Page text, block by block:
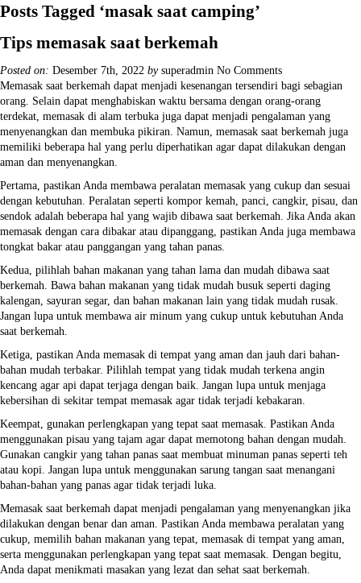
Posts Tagged ‘masak saat camping’
Tips memasak saat berkemah
Posted on: Desember 7th, 2022 bysuperadmin No Comments
Memasak saat berkemah dapat menjadi kesenangan tersendiri bagi sebagian
orang. Selain dapat menghabiskan waktu bersama dengan orang-orang
terdekat, memasak di alam terbuka juga dapat menjadi pengalaman yang
menyenangkan dan membuka pikiran. Namun, memasak saat berkemah juga
memiliki beberapa hal yang perlu diperhatikan agar dapat dilakukan dengan
aman dan menyenangkan.
Pertama, pastikan Anda membawa peralatan memasak yang cukup dan sesuai
dengan kebutuhan. Peralatan seperti kompor kemah, panci, cangkir, pisau, dan
sendok adalah beberapa hal yang wajib dibawa saat berkemah. Jika Anda akan
memasak dengan cara dibakar atau dipanggang, pastikan Anda juga membawa
tongkat bakar atau panggangan yang tahan panas.
Kedua, pilihlah bahan makanan yang tahan lama dan mudah dibawa saat
berkemah. Bawa bahan makanan yang tidak mudah busuk seperti daging
kalengan, sayuran segar, dan bahan makanan lain yang tidak mudah rusak.
Jangan lupa untuk membawa air minum yang cukup untuk kebutuhan Anda
saat berkemah.
Ketiga, pastikan Anda memasak di tempat yang aman dan jauh dari bahan-
bahan mudah terbakar. Pilihlah tempat yang tidak mudah terkena angin
kencang agar api dapat terjaga dengan baik. Jangan lupa untuk menjaga
kebersihan di sekitar tempat memasak agar tidak terjadi kebakaran.
Keempat, gunakan perlengkapan yang tepat saat memasak. Pastikan Anda
menggunakan pisau yang tajam agar dapat memotong bahan dengan mudah.
Gunakan cangkir yang tahan panas saat membuat minuman panas seperti teh
atau kopi. Jangan lupa untuk menggunakan sarung tangan saat menangani
bahan-bahan yang panas agar tidak terjadi luka.
Memasak saat berkemah dapat menjadi pengalaman yang menyenangkan jika
dilakukan dengan benar dan aman. Pastikan Anda membawa peralatan yang
cukup, memilih bahan makanan yang tepat, memasak di tempat yang aman,
serta menggunakan perlengkapan yang tepat saat memasak. Dengan begitu,
Anda dapat menikmati masakan yang lezat dan sehat saat berkemah.